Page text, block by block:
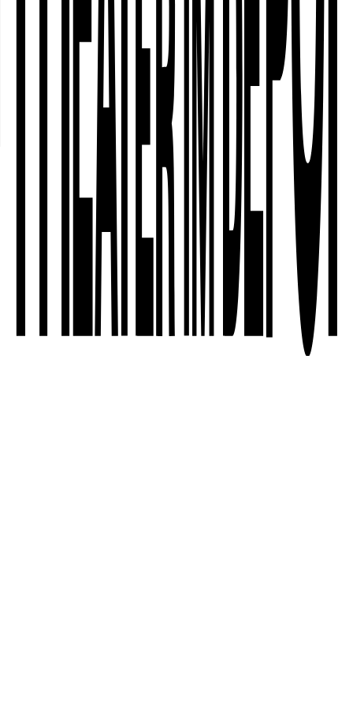
nicht erforderlich.
Programm
Sa, 25.11.2023, 10:00—18:15 Uhr
So, 26.11.2022, 10:00—16:00 Uhr
Förder*innen